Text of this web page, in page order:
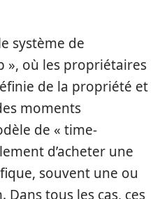
système de
», où les propriétaires
de la propriété et
moments
de « time-
d’acheter une
souvent une ou
Dans tous les cas, ces